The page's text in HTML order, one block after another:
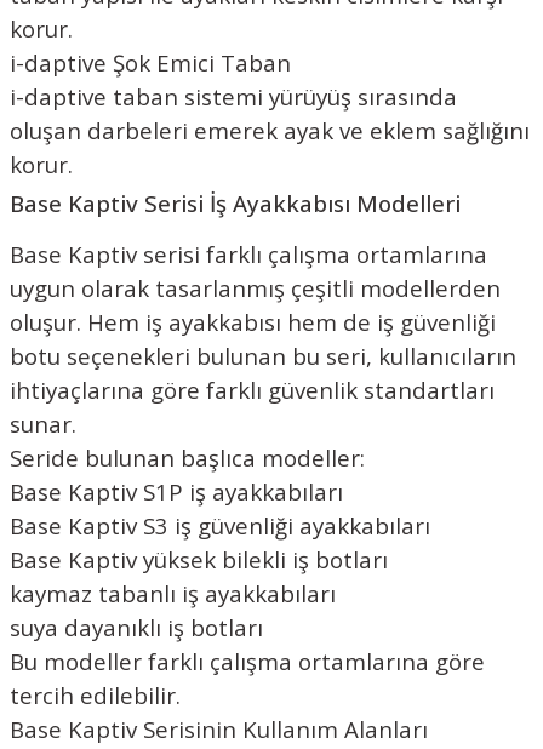
korur.
i-daptive Şok Emici Taban
i-daptive taban sistemi yürüyüş sırasında
oluşan darbeleri emerek ayak ve eklem sağlığını
korur.
Base Kaptiv Serisi İş Ayakkabısı Modelleri
Base Kaptiv serisi farklı çalışma ortamlarına
uygun olarak tasarlanmış çeşitli modellerden
oluşur. Hem iş ayakkabısı hem de iş güvenliği
botu seçenekleri bulunan bu seri, kullanıcıların
ihtiyaçlarına göre farklı güvenlik standartları
sunar.
Seride bulunan başlıca modeller:
Base Kaptiv S1P iş ayakkabıları
Base Kaptiv S3 iş güvenliği ayakkabıları
Base Kaptiv yüksek bilekli iş botları
kaymaz tabanlı iş ayakkabıları
suya dayanıklı iş botları
Bu modeller farklı çalışma ortamlarına göre
tercih edilebilir.
Base Kaptiv Serisinin Kullanım Alanları